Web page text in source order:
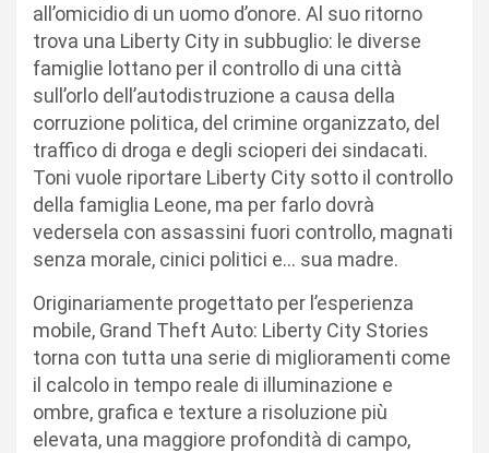
all’omicidio di un uomo d’onore. Al suo ritorno
trova una Liberty City in subbuglio: le diverse
famiglie lottano per il controllo di una città
sull’orlo dell’autodistruzione a causa della
corruzione politica, del crimine organizzato, del
traffico di droga e degli scioperi dei sindacati.
Toni vuole riportare Liberty City sotto il controllo
della famiglia Leone, ma per farlo dovrà
vedersela con assassini fuori controllo, magnati
senza morale, cinici politici e… sua madre.
Originariamente progettato per l’esperienza
mobile, Grand Theft Auto: Liberty City Stories
torna con tutta una serie di miglioramenti come
il calcolo in tempo reale di illuminazione e
ombre, grafica e texture a risoluzione più
elevata, una maggiore profondità di campo,